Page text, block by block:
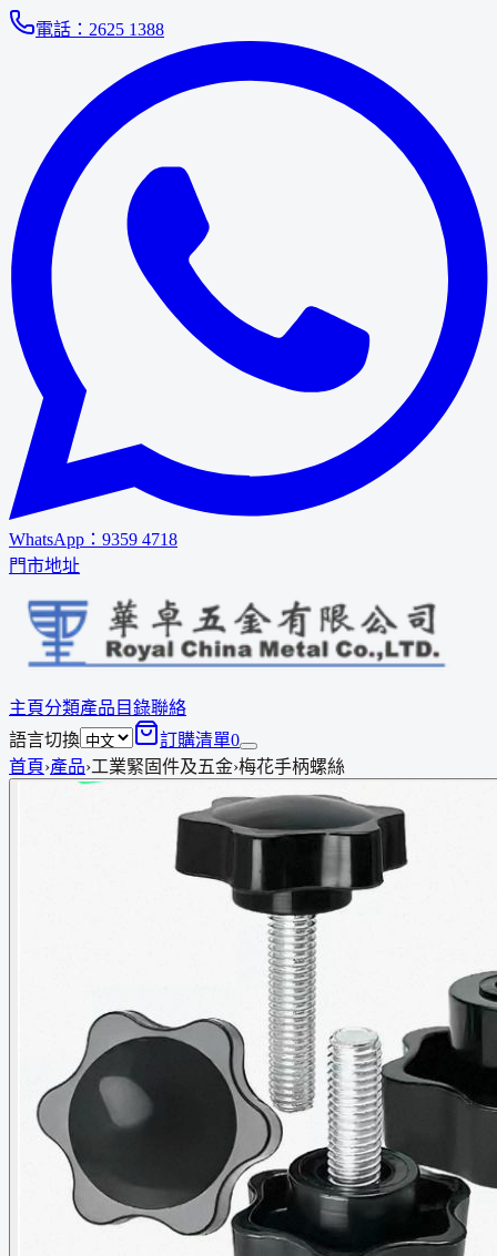
電話： 2625 1388
WhatsApp： 9359 4718
門市地址
主頁分類產品 目錄聯絡
語言切換
訂購清單0
首頁›產品›工業緊固件及五金›梅花手柄螺絲